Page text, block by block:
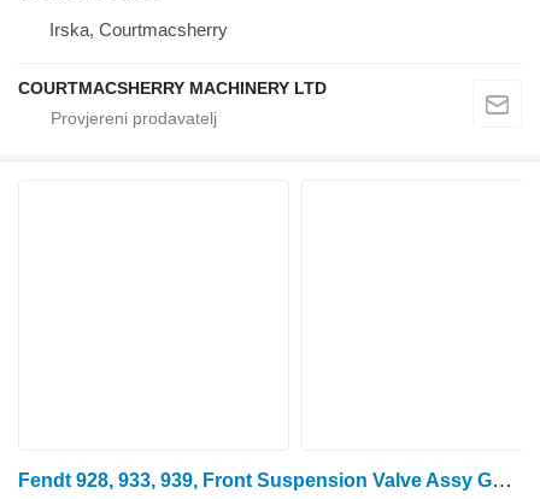
Irska, Courtmacsherry
COURTMACSHERRY MACHINERY LTD
Fendt 928, 933, 939, Front Suspension Valve Assy G931303150100, F93130 za traktora na kotačima